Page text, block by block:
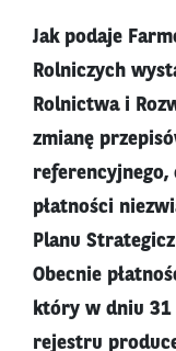
Jak podaje
Rolniczych
Rolnictwa i
zmianę
referencyjnego,
płatności
Planu
Obecnie
który w dniu 31
rejestru